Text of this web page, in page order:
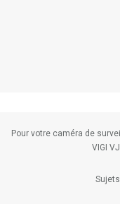
Pour votre caméra de
VIGI